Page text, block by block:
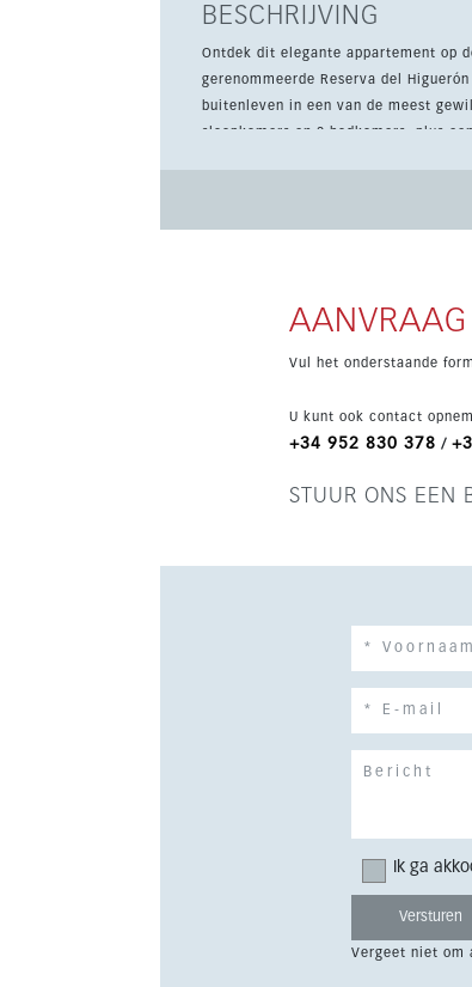
BESCHRIJVING
Ontdek dit elegante appartement op
gerenommeerde Reserva del
buitenleven in een van de meest gewilde gebieden
slaapkamers en 2 badkamers, plus
Vul het onderstaande
U kunt ook contact
+34 952 830 378 /
STUUR ONS EEN
Ik ga
Vergeet niet om